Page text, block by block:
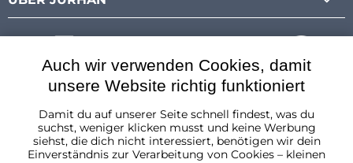
Österreich
Auch wir verwenden Cookies, damit
unsere Website richtig funktioniert
Damit du auf unserer Seite schnell findest, was du
suchst, weniger klicken musst und keine Werbung
siehst, die dich nicht interessiert, benötigen wir dein
Einverständnis zur Verarbeitung von Cookies – kleinen